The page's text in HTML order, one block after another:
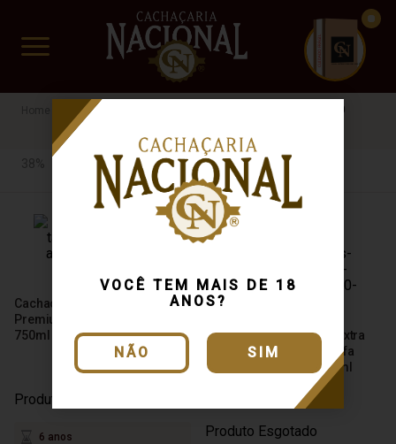
VOCÊ TEM MAIS DE 18
ANOS?
NÃO SIM
www.cachacarianacional.com.br
CUIDADO FRÁGIL
Cachaça Até R$40
Cachaça Dom Tápparo
Premium Amburana 6 Anos
750ml
Produto Esgotado
6 anos
Cachaça Dom Tápparo Extra
Premium 10 Anos Garrafa
Especial Quadrada 750ml
Produto Esgotado